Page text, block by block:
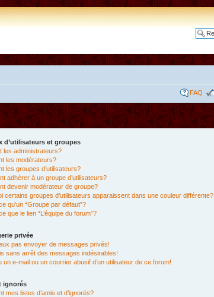
FAQ
d’utilisateurs et groupes
les administrateurs?
les modérateurs?
les groupes d’utilisateurs?
adhérer à un groupe d’utilisateurs?
devenir modérateur de groupe?
certains groupes d’utilisateurs apparaissent dans une couleur différente?
qu’un “Groupe par défaut”?
que le lien “L’équipe du forum”?
privée
pas envoyer de messages privés!
sans arrêt des messages indésirables!
un e-mail ou un courrier abusif d’un utilisateur de ce forum!
ignorés
mes listes d’amis et d’ignorés?